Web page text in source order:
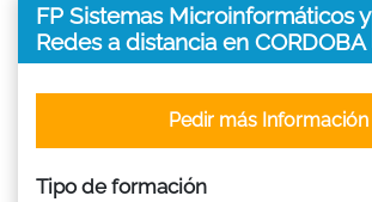
FP Sistemas Microinformáticos y
Redes a distancia en CORDOBA
Tipo de formación
Pedir más Información